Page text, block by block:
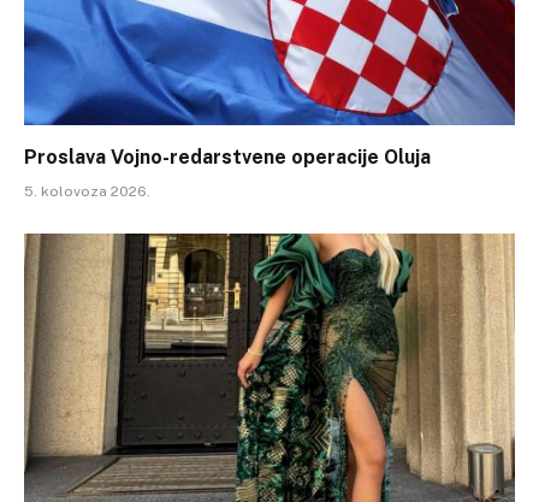
Proslava Vojno-redarstvene operacije Oluja
5. kolovoza 2026.